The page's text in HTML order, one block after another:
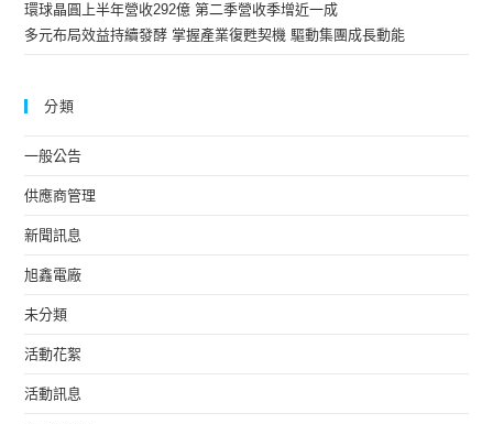
環球晶圓上半年營收292億 第二季營收季增近一成
多元布局效益持續發酵 掌握產業復甦契機 驅動集團成長動能
分類
一般公告
供應商管理
新聞訊息
旭鑫電廠
未分類
活動花絮
活動訊息